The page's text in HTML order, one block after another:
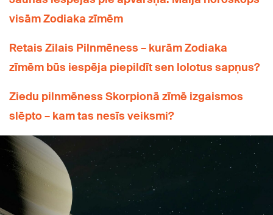
visām Zodiaka zīmēm
Retais Zilais Pilnmēness – kurām Zodiaka
zīmēm būs iespēja piepildīt sen lolotus sapņus?
Ziedu pilnmēness Skorpionā zīmē izgaismos
slēpto – kam tas nesīs veiksmi?